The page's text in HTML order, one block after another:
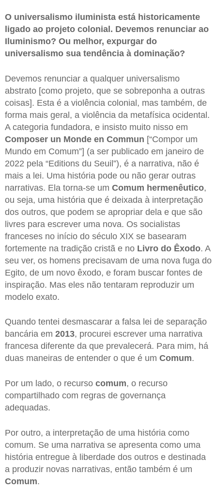
O universalismo iluminista está historicamente
ligado ao projeto colonial. Devemos renunciar ao
Iluminismo? Ou melhor, expurgar do
universalismo sua tendência à dominação?
Devemos renunciar a qualquer universalismo
abstrato [como projeto, que se sobreponha a outras
coisas]. Esta é a violência colonial, mas também, de
forma mais geral, a violência da metafísica ocidental.
A categoria fundadora, e insisto muito nisso em
Composer un Monde en Commun [“Compor um
Mundo em Comum”] (a ser publicado em janeiro de
2022 pela “Editions du Seuil”), é a narrativa, não é
mais a lei. Uma história pode ou não gerar outras
narrativas. Ela torna-se um Comum hermenêutico,
ou seja, uma história que é deixada à interpretação
dos outros, que podem se apropriar dela e que são
livres para escrever uma nova. Os socialistas
franceses no início do século XIX se basearam
fortemente na tradição cristã e no Livro do Êxodo. A
seu ver, os homens precisavam de uma nova fuga do
Egito, de um novo êxodo, e foram buscar fontes de
inspiração. Mas eles não tentaram reproduzir um
modelo exato.
Quando tentei desmascarar a falsa lei de separação
bancária em 2013, procurei escrever uma narrativa
francesa diferente da que prevalecerá. Para mim, há
duas maneiras de entender o que é um Comum.
Por um lado, o recurso comum, o recurso
compartilhado com regras de governança
adequadas.
Por outro, a interpretação de uma história como
comum. Se uma narrativa se apresenta como uma
história entregue à liberdade dos outros e destinada
a produzir novas narrativas, então também é um
Comum.